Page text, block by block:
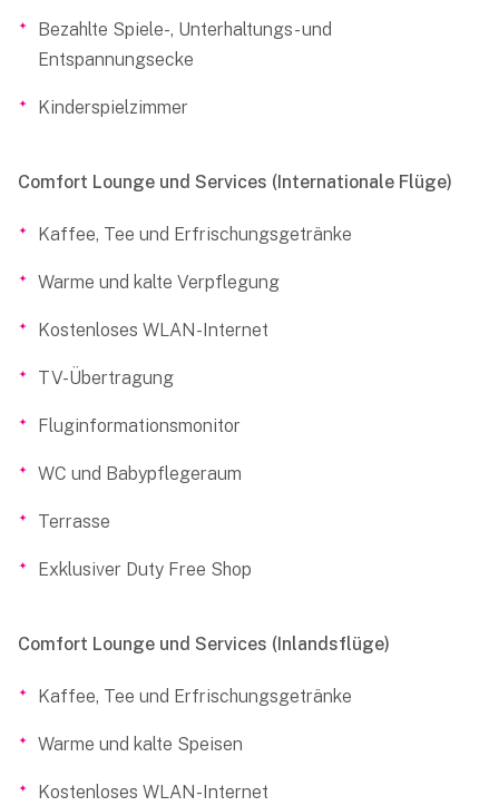
Bezahlte Spiele-, Unterhaltungs- und
Entspannungsecke
Kinderspielzimmer
Comfort Lounge und Services (Internationale Flüge)
Kaffee, Tee und Erfrischungsgetränke
Warme und kalte Verpflegung
Kostenloses WLAN-Internet
TV-Übertragung
Fluginformationsmonitor
WC und Babypflegeraum
Terrasse
Exklusiver Duty Free Shop
Comfort Lounge und Services (Inlandsflüge)
Kaffee, Tee und Erfrischungsgetränke
Warme und kalte Speisen
Kostenloses WLAN-Internet